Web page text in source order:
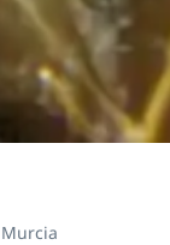
Murcia